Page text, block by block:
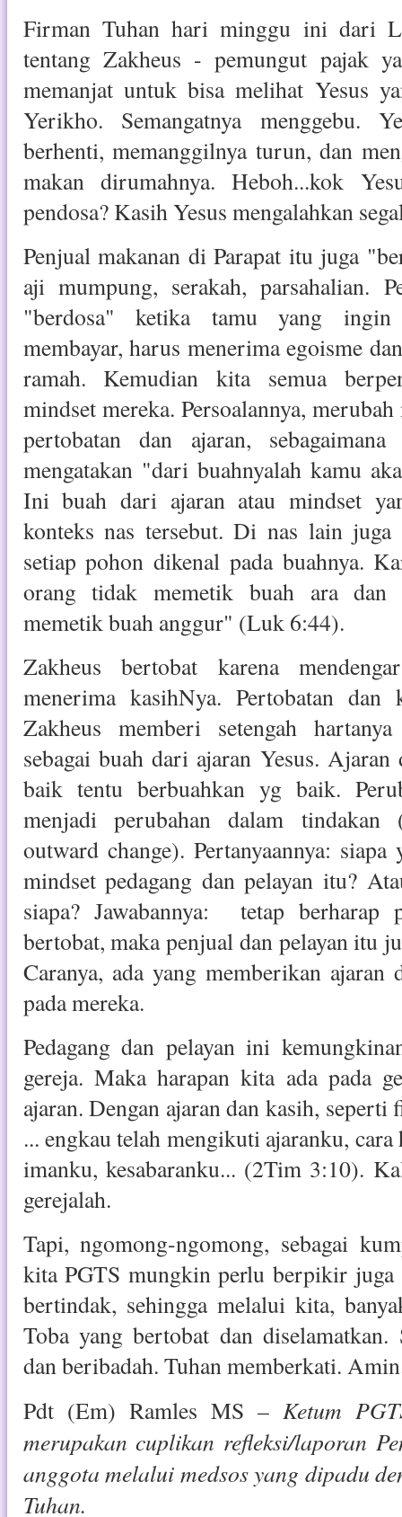
Firman Tuhan hari minggu ini dari
tentang Zakheus - pemungut pajak
memanjat untuk bisa melihat Yesus
Yerikho. Semangatnya menggebu.
berhenti, memanggilnya turun, dan
makan dirumahnya. Heboh...kok
pendosa? Kasih Yesus mengalahkan
Penjual makanan di Parapat itu juga
aji mumpung, serakah, parsahalian.
"berdosa" ketika tamu yang ingin
membayar, harus menerima egoisme
ramah. Kemudian kita semua
mindset mereka. Persoalannya,
pertobatan dan ajaran,
mengatakan "dari buahnyalah kamu
Ini buah dari ajaran atau mindset
konteks nas tersebut. Di nas lain juga
setiap pohon dikenal pada buahnya.
orang tidak memetik buah ara
memetik buah anggur" (Luk 6:44).
Zakheus bertobat karena
menerima kasihNya. Pertobatan dan
Zakheus memberi setengah
sebagai buah dari ajaran Yesus. Ajaran
baik tentu berbuahkan yg baik.
menjadi perubahan dalam tindakan
outward change). Pertanyaannya: siapa
mindset pedagang dan pelayan itu?
siapa? Jawabannya: tetap berharap
bertobat, maka penjual dan pelayan itu
Caranya, ada yang memberikan ajaran
pada mereka.
Pedagang dan pelayan ini
gereja. Maka harapan kita ada pada
ajaran. Dengan ajaran dan kasih,
... engkau telah mengikuti ajaranku,
imanku, kesabaranku... (2Tim 3:10).
gerejalah.
Tapi, ngomong-ngomong, sebagai
kita PGTS mungkin perlu berpikir juga
bertindak, sehingga melalui kita,
Toba yang bertobat dan
dan beribadah. Tuhan memberkati.
Pdt (Em) Ramles MS – Ketum
merupakan cuplikan refleksi/laporan
anggota melalui medsos yang dipadu
Tuhan.